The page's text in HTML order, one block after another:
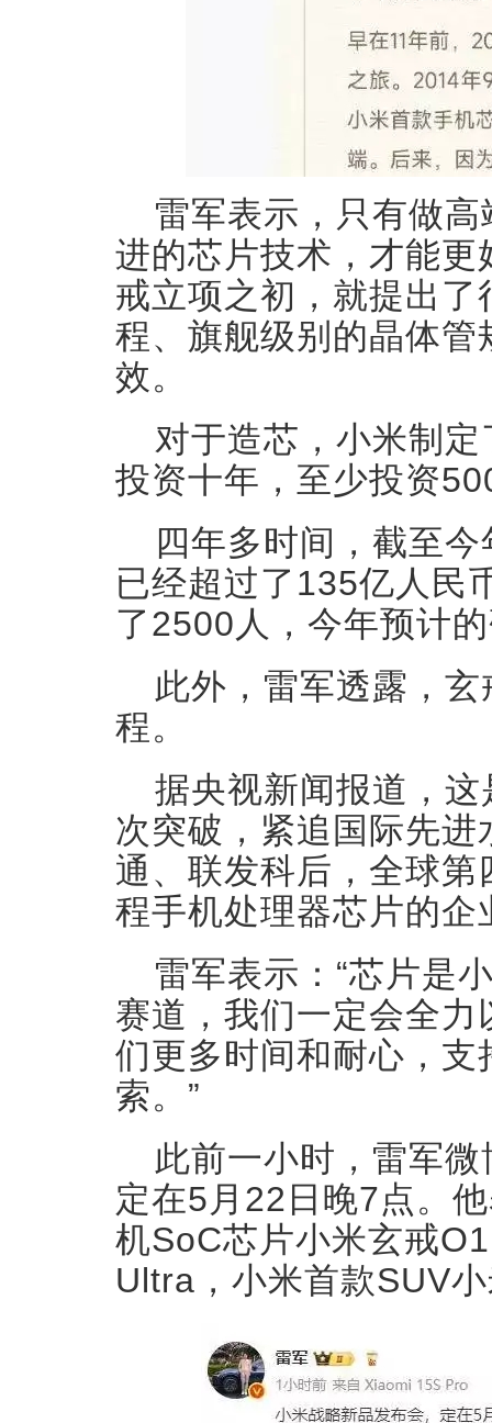
雷军表示，只有做
进的芯片技术，才能
戒立项之初，就提出
程、旗舰级别的晶体
效。
对于造芯，小米制
投资十年，至少投资
四年多时间，截至
已经超过了135亿人民
了2500人，今年预计
此外，雷军透露，
程。
据央视新闻报道，
次突破，紧追国际先
通、联发科后，全球
程手机处理器芯片的企
雷军表示：“芯片是
赛道，我们一定会全
们更多时间和耐心，
索。”
此前一小时，雷军
定在5月22日晚7点。
机SoC芯片小米玄戒
Ultra，小米首款SUV